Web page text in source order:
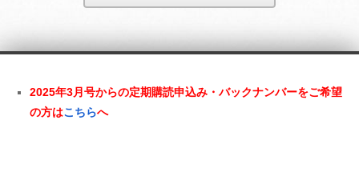
2025年3月号からの定期購読申込み・バックナンバーをご希望
の方はこちらへ